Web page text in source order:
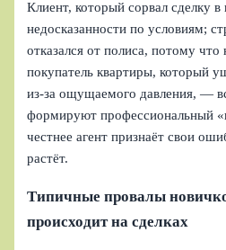
Клиент, который сорвал сделку в
недосказанности по условиям;
отказался от полиса, потому
покупатель квартиры, который
из‑за ощущаемого давления, —
формируют профессиональный
честнее агент признаёт свои
растёт.
Типичные провалы
происходит на сделках